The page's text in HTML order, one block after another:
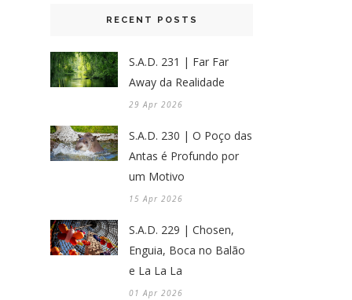
RECENT POSTS
S.A.D. 231 | Far Far
Away da Realidade
29 Apr 2026
S.A.D. 230 | O Poço das
Antas é Profundo por
um Motivo
15 Apr 2026
S.A.D. 229 | Chosen,
Enguia, Boca no Balão
e La La La
01 Apr 2026